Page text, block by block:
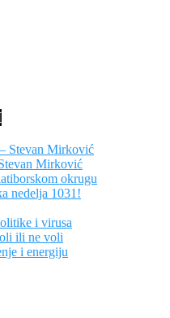
Stevan Mirković
Mirković
okrugu
nedelja 1031!
i virusa
ili ne voli
i energiju